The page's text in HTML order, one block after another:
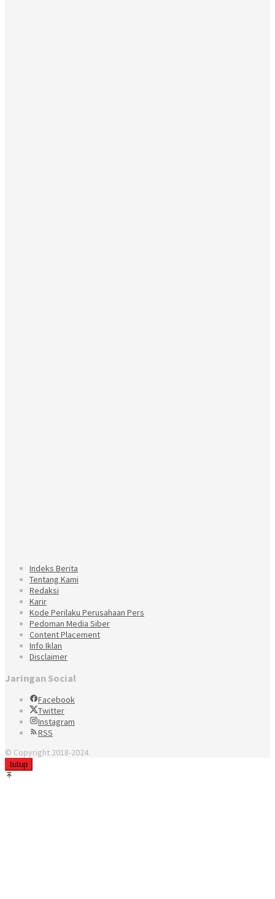
Indeks Berita
Tentang Kami
Redaksi
Karir
Kode Perilaku Perusahaan Pers
Pedoman Media Siber
Content Placement
Info Iklan
Disclaimer
Jaringan Social
Facebook
Twitter
Instagram
RSS
© Copyright 2018-2024.
tutup